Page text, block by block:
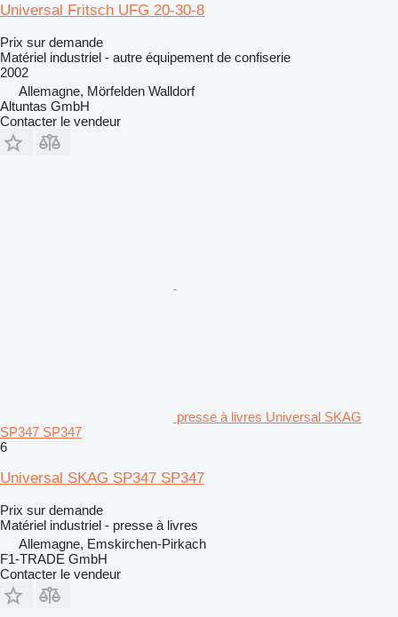
Universal Fritsch UFG 20-30-8
Prix sur demande
Matériel industriel - autre équipement de confiserie
2002
Allemagne, Mörfelden Walldorf
Altuntas GmbH
Contacter le vendeur
presse à livres Universal SKAG
SP347 SP347
6
Universal SKAG SP347 SP347
Prix sur demande
Matériel industriel - presse à livres
Allemagne, Emskirchen-Pirkach
F1-TRADE GmbH
Contacter le vendeur